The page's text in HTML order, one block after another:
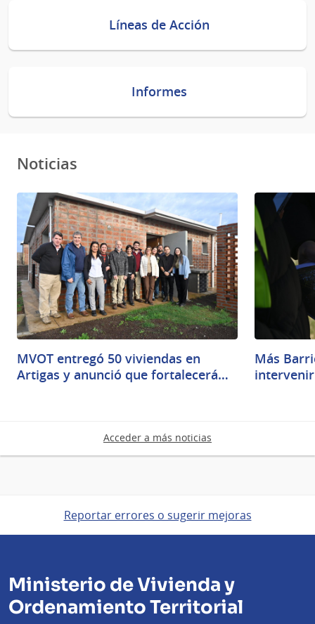
Líneas de Acción
Informes
Noticias
MVOT entregó 50 viviendas en
Artigas y anunció que fortalecerá…
Más
intervenir
Acceder a más noticias
Reportar errores o sugerir mejoras
Ministerio de Vivienda y
Ordenamiento Territorial